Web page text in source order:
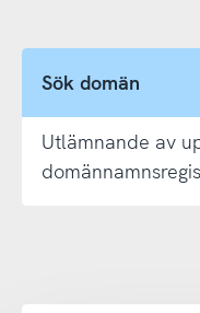
Sök domän
Utlämnande av